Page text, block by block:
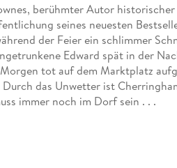
berühmter Autor
seines neuesten
der Feier ein schlimmer
Edward spät in der
tot auf dem Marktplatz
das Unwetter ist
immer noch im Dorf sein . . .